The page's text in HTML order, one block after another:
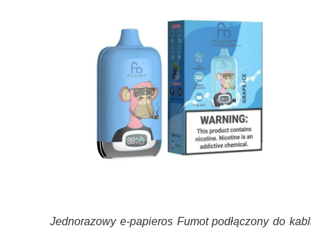
Jednorazowy e-papieros Fumot podłączony do